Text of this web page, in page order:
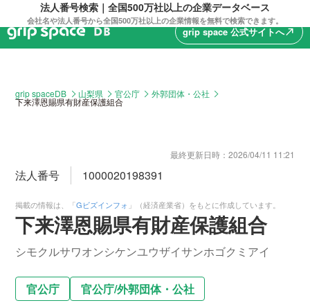
法人番号検索｜全国500万社以上の企業データベース
会社名や法人番号から全国500万社以上の企業情報を無料で検索できます。
grip space 公式サイトへnorth_east
grip spaceDB 山梨県 官公庁 外郭団体・公社
下来澤恩賜県有財産保護組合
最終更新日時： 2026/04/11 11:21
法人番号 1000020198391
掲載の情報は、「Gビズインフォ 」（経済産業省）をもとに作成しています。
下来澤恩賜県有財産保護組合
シモクルサワオンシケンユウザイサンホゴクミアイ
官公庁 官公庁/外郭団体・公社